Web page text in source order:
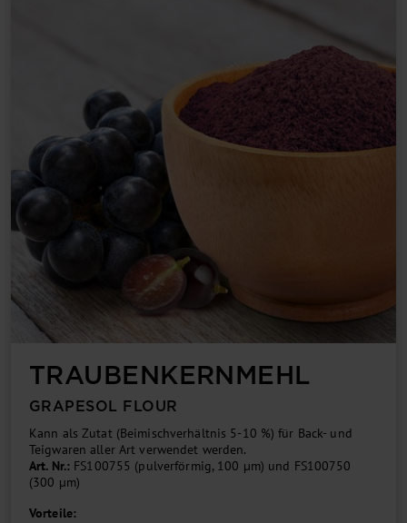
TRAU­BEN­KERN­MEHL
GRAPESOL FLOUR
Kann als Zutat (Beimischverhältnis 5-10 %) für Back- und
Teigwaren aller Art verwendet werden.
Art. Nr.: FS100755 (pulverförmig, 100 µm) und FS100750
(300 µm)
Vorteile: